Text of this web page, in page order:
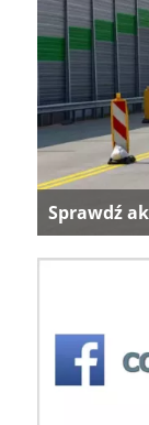
Sprawdź